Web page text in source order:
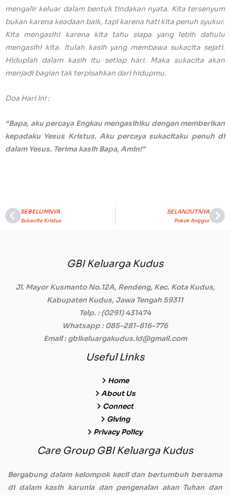
mengalir keluar dalam bentuk tindakan nyata. Kita tersenyum
bukan karena keadaan baik, tapi karena hati kita penuh syukur.
Kita mengasihi karena kita tahu siapa yang lebih dahulu
mengasihi kita. Itulah kasih yang membawa sukacita sejati.
Hiduplah dalam kasih itu setiap hari. Maka sukacita akan
menjadi bagian tak terpisahkan dari hidupmu.
Doa Hari Ini :
“Bapa, aku percaya Engkau mengasihiku dengan memberikan
kepadaku Yesus Kristus. Aku percaya sukacitaku penuh di
dalam Yesus. Terima kasih Bapa, Amin!”
Prev
SEBELUMNYA
Sukacita Kristus
SELANJUTNYA
Pokok Anggur
GBI Keluarga Kudus
Jl. Mayor Kusmanto No.12A, Rendeng, Kec. Kota Kudus,
Kabupaten Kudus, Jawa Tengah 59311
Telp. : (0291) 431474
Whatsapp : 085-281-816-776
Email: gbikeluargakudus.id@gmail.com
Useful Links
Home
About Us
Connect
Giving
Privacy Policy
Care Group GBI Keluarga Kudus
Bergabung dalam kelompok kecil dan bertumbuh bersama
di dalam kasih karunia dan pengenalan akan Tuhan dan